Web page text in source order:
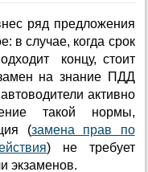
ряд предложения
в случае, когда срок
концу, стоит
на знание ПДД
активно
такой нормы,
(замена прав по
) не требует
экзаменов.